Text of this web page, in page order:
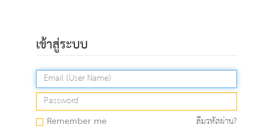
เข้าสู่ระบบ
Remember me ลืมรหัสผ่าน?